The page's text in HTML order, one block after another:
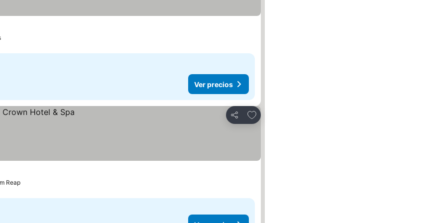
Ver precios
Compartir
Agregar a favoritos
Reap